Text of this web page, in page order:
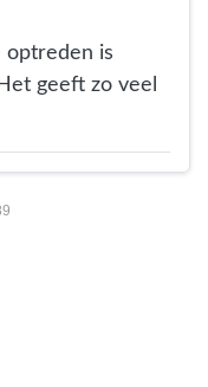
optreden is
geeft zo veel